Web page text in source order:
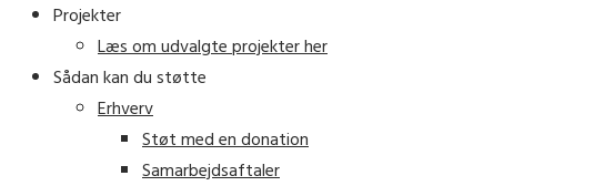
Projekter
Læs om udvalgte projekter her
Sådan kan du støtte
Erhverv
Støt med en donation
Samarbejdsaftaler